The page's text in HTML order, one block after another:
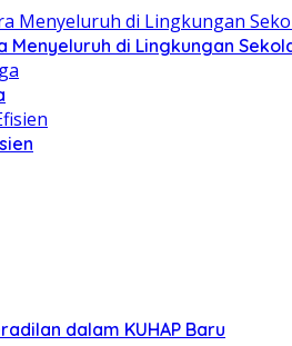
Menyeluruh di Lingkungan
dalam KUHAP Baru